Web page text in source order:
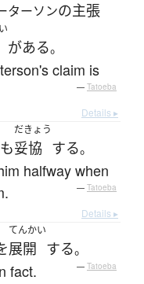
ターソンの主張
がある。
claim is
— Tatoeba
Details ▸
だきょう
妥協 する。
halfway when
— Tatoeba
Details ▸
てんかい
展開 する。
fact. — Tatoeba